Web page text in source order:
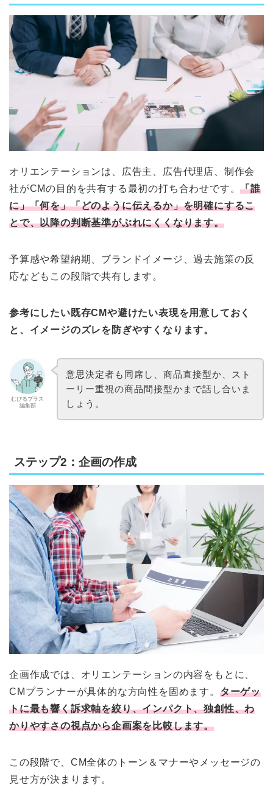
オリエンテーションは、広告主、広告代理店、制作会
社がCMの目的を共有する最初の打ち合わせです。「誰
に」「何を」「どのように伝えるか」を明確にするこ
とで、以降の判断基準がぶれにくくなります。
予算感や希望納期、ブランドイメージ、過去施策の反
応などもこの段階で共有します。
参考にしたい既存CMや避けたい表現を用意しておく
と、イメージのズレを防ぎやすくなります。
むびるプラス
編集部
意思決定者も同席し、商品直接型か、スト
ーリー重視の商品間接型かまで話し合いま
しょう。
ステップ2：企画の作成
企画作成では、オリエンテーションの内容をもとに、
CMプランナーが具体的な方向性を固めます。 ターゲッ
トに最も響く訴求軸を絞り、インパクト、独創性、わ
かりやすさの視点から企画案を比較します。
この段階で、CM全体のトーン＆マナーやメッセージの
見せ方が決まります。